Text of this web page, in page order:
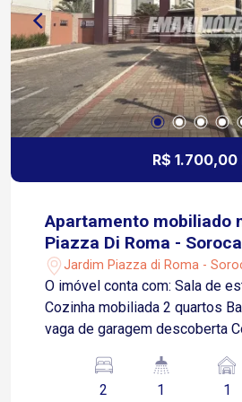
Washington Luiz
R$ 1.700,00
Apartamento mobiliado
Piazza Di Roma -
Jardim Piazza di Roma -
O imóvel conta com: Sala de
Cozinha mobiliada 2 quartos
vaga de garagem descoberta Condomínio:
Localizado no Jardim Piazza Di
região residencial e bem
2 1 1